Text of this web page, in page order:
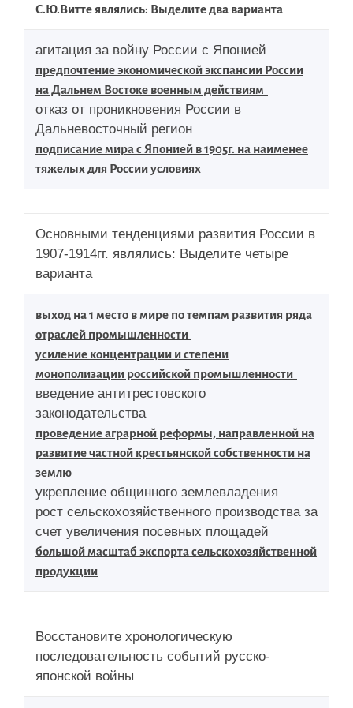
С.Ю.Витте являлись: Выделите два варианта
агитация за войну России с Японией
предпочтение экономической экспансии России
на Дальнем Востоке военным действиям
отказ от проникновения России в
Дальневосточный регион
подписание мира с Японией в 1905г. на наименее
тяжелых для России условиях
Основными тенденциями развития России в
1907-1914гг. являлись: Выделите четыре
варианта
выход на 1 место в мире по темпам развития ряда
отраслей промышленности
усиление концентрации и степени
монополизации российской промышленности
введение антитрестовского
законодательства
проведение аграрной реформы, направленной на
развитие частной крестьянской собственности на
землю
укрепление общинного землевладения
рост сельскохозяйственного производства за
счет увеличения посевных площадей
большой масштаб экспорта сельскохозяйственной
продукции
Восстановите хронологическую
последовательность событий русско-
японской войны